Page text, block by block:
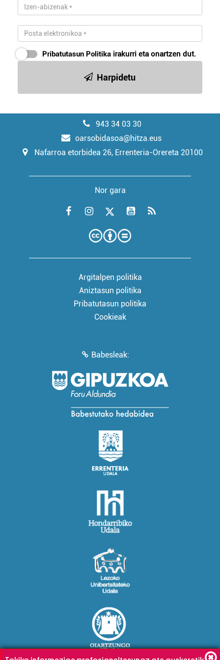
Pribatutasun Politika irakurri eta onartzen dut.
Harpidetu
943 34 03 30
oarsobidasoa@hitza.eus
Nafarroa etorbidea 26, Errenteria-Orereta 20100
Nor gara
Argitalpen politika
Aniztasun politika
Pribatutasun politika
Cookieak
Babesleak: